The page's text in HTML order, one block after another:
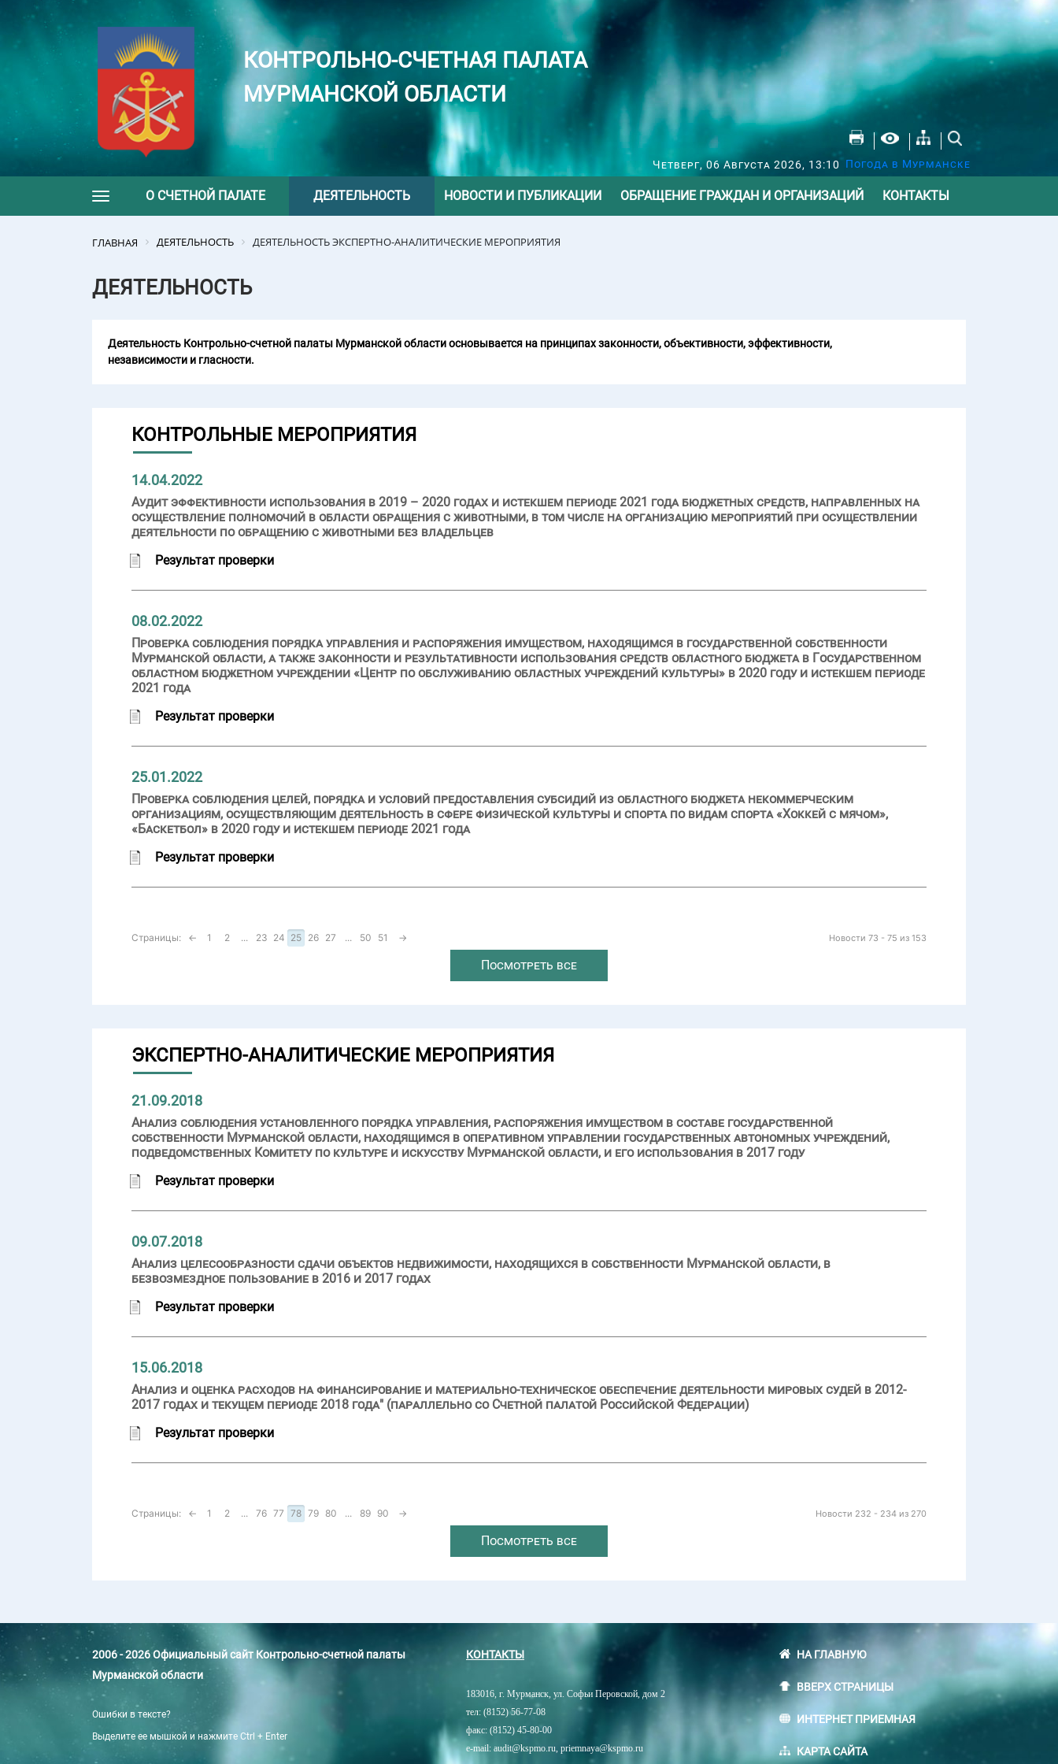
КОНТРОЛЬНО-СЧЕТНАЯ ПАЛАТА
МУРМАНСКОЙ ОБЛАСТИ
Четверг, 06 Августа 2026, 13:10 Погода в Мурманске
Toggle navigation
О СЧЕТНОЙ ПАЛАТЕ ДЕЯТЕЛЬНОСТЬ НОВОСТИ И ПУБЛИКАЦИИ ОБРАЩЕНИЕ ГРАЖДАН И ОРГАНИЗАЦИЙ КОНТАКТЫ
ГЛАВНАЯ ДЕЯТЕЛЬНОСТЬ ДЕЯТЕЛЬНОСТЬ ЭКСПЕРТНО-АНАЛИТИЧЕСКИЕ МЕРОПРИЯТИЯ
ДЕЯТЕЛЬНОСТЬ
Деятельность Контрольно-счетной палаты Мурманской области основывается на принципах законности, объективности, эффективности,
независимости и гласности.
КОНТРОЛЬНЫЕ МЕРОПРИЯТИЯ
14.04.2022
Аудит эффективности использования в 2019 – 2020 годах и истекшем периоде 2021 года бюджетных средств, направленных на
осуществление полномочий в области обращения с животными, в том числе на организацию мероприятий при осуществлении
деятельности по обращению с животными без владельцев
Результат проверки
08.02.2022
Проверка соблюдения порядка управления и распоряжения имуществом, находящимся в государственной собственности
Мурманской области, а также законности и результативности использования средств областного бюджета в Государственном
областном бюджетном учреждении «Центр по обслуживанию областных учреждений культуры» в 2020 году и истекшем периоде
2021 года
Результат проверки
25.01.2022
Проверка соблюдения целей, порядка и условий предоставления субсидий из областного бюджета некоммерческим
организациям, осуществляющим деятельность в сфере физической культуры и спорта по видам спорта «Хоккей с мячом»,
«Баскетбол» в 2020 году и истекшем периоде 2021 года
Результат проверки
Новости 73 - 75 из 153
Страницы: ← 1 2 ... 23 24 25 26 27 ... 50 51 →
Посмотреть все
ЭКСПЕРТНО-АНАЛИТИЧЕСКИЕ МЕРОПРИЯТИЯ
21.09.2018
Анализ соблюдения установленного порядка управления, распоряжения имуществом в составе государственной
собственности Мурманской области, находящимся в оперативном управлении государственных автономных учреждений,
подведомственных Комитету по культуре и искусству Мурманской области, и его использования в 2017 году
Результат проверки
09.07.2018
Анализ целесообразности сдачи объектов недвижимости, находящихся в собственности Мурманской области, в
безвозмездное пользование в 2016 и 2017 годах
Результат проверки
15.06.2018
Анализ и оценка расходов на финансирование и материально-техническое обеспечение деятельности мировых судей в 2012-
2017 годах и текущем периоде 2018 года" (параллельно со Счетной палатой Российской Федерации)
Результат проверки
Новости 232 - 234 из 270
Страницы: ← 1 2 ... 76 77 78 79 80 ... 89 90 →
Посмотреть все
2006 - 2026 Официальный сайт Контрольно-счетной палаты
Мурманской области
Ошибки в тексте?
Выделите ее мышкой и нажмите Ctrl + Enter
КОНТАКТЫ
183016, г. Мурманск, ул. Софьи Перовской, дом 2
тел: (8152) 56-77-08
факс: (8152) 45-80-00
e-mail: audit@kspmo.ru, priemnaya@kspmo.ru
НА ГЛАВНУЮ
ВВЕРХ СТРАНИЦЫ
ИНТЕРНЕТ ПРИЕМНАЯ
КАРТА САЙТА